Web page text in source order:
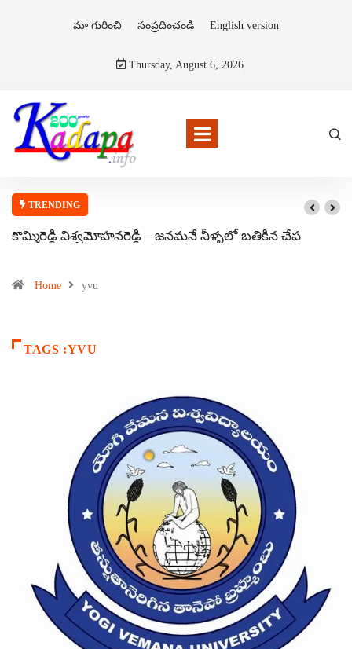
మా గురించి సంప్రదించండి English version
Thursday, August 6, 2026
TRENDING
కొమ్మిరెడ్డి విశ్వమోహనరెడ్డి – జనమనే నీళ్ళలో బతికిన చేప
Home yvu
TAGS :YVU